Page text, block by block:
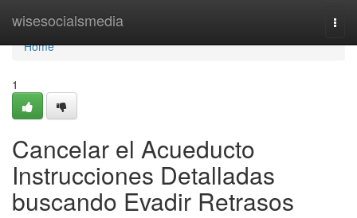
wisesocialsmedia
Home
Home
1
Cancelar el Acueducto
Instrucciones Detalladas
buscando Evadir Retrasos